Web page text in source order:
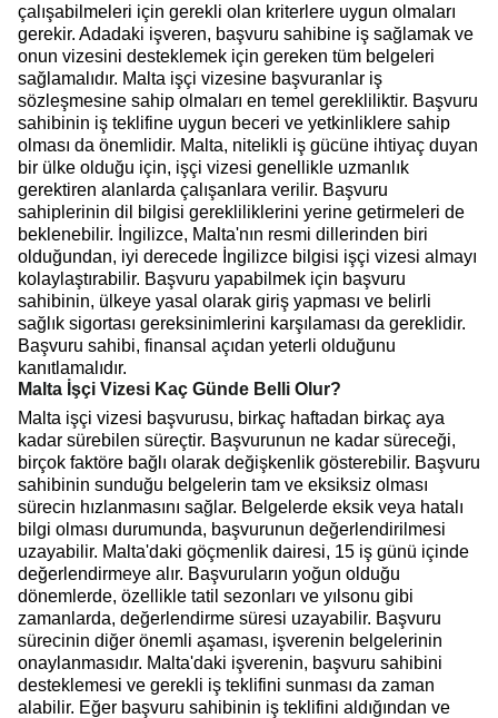
çalışabilmeleri için gerekli olan kriterlere uygun olmaları
gerekir. Adadaki işveren, başvuru sahibine iş sağlamak ve
onun vizesini desteklemek için gereken tüm belgeleri
sağlamalıdır. Malta işçi vizesine başvuranlar iş
sözleşmesine sahip olmaları en temel gerekliliktir. Başvuru
sahibinin iş teklifine uygun beceri ve yetkinliklere sahip
olması da önemlidir. Malta, nitelikli iş gücüne ihtiyaç duyan
bir ülke olduğu için, işçi vizesi genellikle uzmanlık
gerektiren alanlarda çalışanlara verilir. Başvuru
sahiplerinin dil bilgisi gerekliliklerini yerine getirmeleri de
beklenebilir. İngilizce, Malta'nın resmi dillerinden biri
olduğundan, iyi derecede İngilizce bilgisi işçi vizesi almayı
kolaylaştırabilir. Başvuru yapabilmek için başvuru
sahibinin, ülkeye yasal olarak giriş yapması ve belirli
sağlık sigortası gereksinimlerini karşılaması da gereklidir.
Başvuru sahibi, finansal açıdan yeterli olduğunu
kanıtlamalıdır.
Malta İşçi Vizesi Kaç Günde Belli Olur?
Malta işçi vizesi başvurusu, birkaç haftadan birkaç aya
kadar sürebilen süreçtir. Başvurunun ne kadar süreceği,
birçok faktöre bağlı olarak değişkenlik gösterebilir. Başvuru
sahibinin sunduğu belgelerin tam ve eksiksiz olması
sürecin hızlanmasını sağlar. Belgelerde eksik veya hatalı
bilgi olması durumunda, başvurunun değerlendirilmesi
uzayabilir. Malta'daki göçmenlik dairesi, 15 iş günü içinde
değerlendirmeye alır. Başvuruların yoğun olduğu
dönemlerde, özellikle tatil sezonları ve yılsonu gibi
zamanlarda, değerlendirme süresi uzayabilir. Başvuru
sürecinin diğer önemli aşaması, işverenin belgelerinin
onaylanmasıdır. Malta'daki işverenin, başvuru sahibini
desteklemesi ve gerekli iş teklifini sunması da zaman
alabilir. Eğer başvuru sahibinin iş teklifini aldığından ve